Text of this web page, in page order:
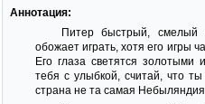
Аннотация:
Питер быстрый, смелый
обожает играть, хотя его игры
Его глаза светятся золотыми
тебя с улыбкой, считай, что
страна не та самая Небыляндия.